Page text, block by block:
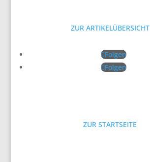
ZUR ARTIKELÜBERSICHT
Folgen
Folgen
ZUR STARTSEITE